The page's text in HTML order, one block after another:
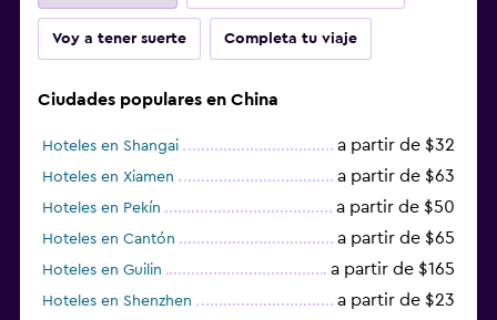
Voy a tener suerte Completa tu viaje
Ciudades populares en China
Hoteles en Shangai a partir de $32
Hoteles en Xiamen a partir de $63
Hoteles en Pekín a partir de $50
Hoteles en Cantón a partir de $65
Hoteles en Guilin a partir de $165
Hoteles en Shenzhen a partir de $23